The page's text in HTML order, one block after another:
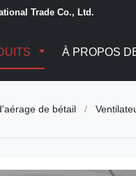
Trade Co., Ltd.
À PROPOS
de bétail /